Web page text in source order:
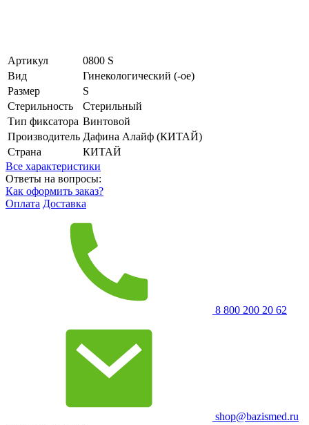
Артикул
0800 S
Вид
Гинекологический (-ое)
Размер
S
Стерильность
Стерильный
Тип фиксатора Винтовой
Производитель Дафина Алайф (КИТАЙ)
Страна
КИТАЙ
Все характеристики
Ответы на вопросы:
Как оформить заказ?
Оплата Доставка
8 800 200 20 62
shop@bazismed.ru